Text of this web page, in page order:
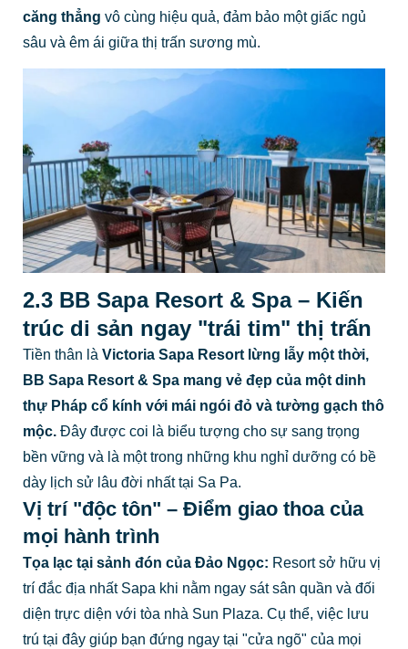
căng thẳng vô cùng hiệu quả, đảm bảo một giấc ngủ
sâu và êm ái giữa thị trấn sương mù.
2.3 BB Sapa Resort & Spa – Kiến
trúc di sản ngay "trái tim" thị trấn
Tiền thân là Victoria Sapa Resort lừng lẫy một thời,
BB Sapa Resort & Spamang vẻ đẹp của một dinh
thự Pháp cổ kính với mái ngói đỏ và tường gạch thô
mộc.Đây được coi là biểu tượng cho sự sang trọng
bền vững và là một trong những khu nghỉ dưỡng có bề
dày lịch sử lâu đời nhất tại Sa Pa.
Vị trí "độc tôn" – Điểm giao thoa của
mọi hành trình
Tọa lạc tại sảnh đón của Đảo Ngọc: Resort sở hữu vị
trí đắc địa nhất Sapa khi nằm ngay sát sân quần và đối
diện trực diện với tòa nhà Sun Plaza. Cụ thể, việc lưu
trú tại đây giúp bạn đứng ngay tại "cửa ngõ" của mọi